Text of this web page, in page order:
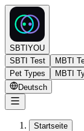
SBTIYOU
SBTI Test
MBTI
Pet Types
MBTI
Deutsch
Startseite